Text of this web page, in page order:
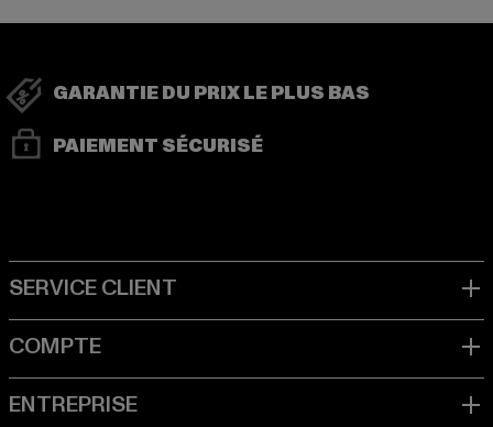
GARANTIE DU PRIX LE PLUS BAS
PAIEMENT SÉCURISÉ